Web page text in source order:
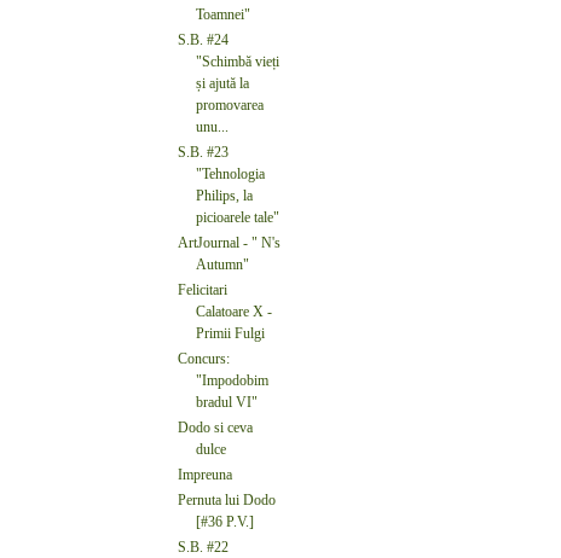
Toamnei"
S.B. #24
"Schimbă vieți
și ajută la
promovarea
unu...
S.B. #23
"Tehnologia
Philips, la
picioarele tale"
ArtJournal - " N's
Autumn"
Felicitari
Calatoare X -
Primii Fulgi
Concurs:
"Impodobim
bradul VI"
Dodo si ceva
dulce
Impreuna
Pernuta lui Dodo
[#36 P.V.]
S.B. #22